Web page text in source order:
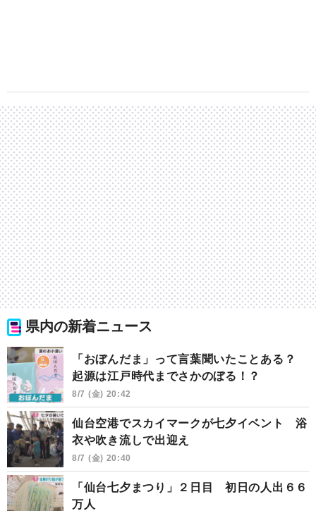
県内の新着ニュース
「おぼんだま」って言葉聞いたことある？
起源は江戸時代までさかのぼる！？
8/7 (金) 20:42
仙台空港でスカイマークが七夕イベント 浴
衣や吹き流しで出迎え
8/7 (金) 20:40
「仙台七夕まつり」２日目 初日の人出６６
万人